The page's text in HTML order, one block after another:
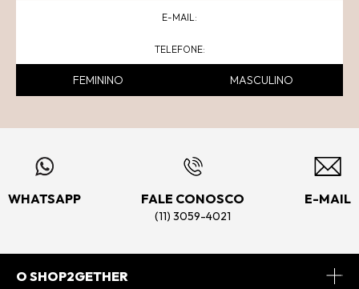
FEMININO MASCULINO
WHATSAPP FALE CONOSCO
(11) 3059-4021
E-MAIL
O SHOP2GETHER